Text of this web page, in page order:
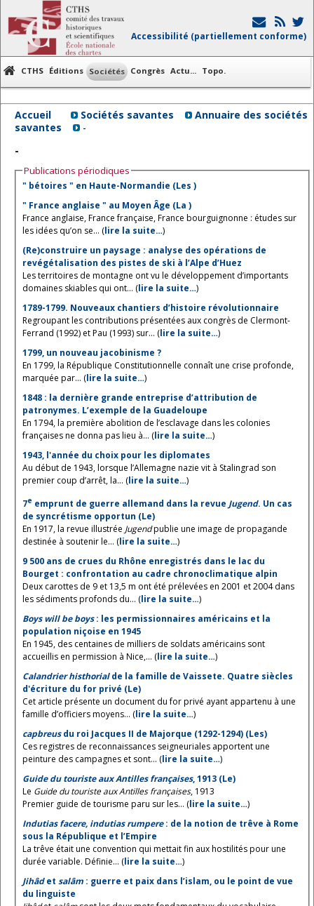
Accessibilité (partiellement conforme)
CTHS Éditions Sociétés Congrès Actu... Topo.
Accueil Sociétés savantes
Annuaire des sociétés
savantes
-
-
Publications périodiques
" bétoires " en Haute-Normandie (Les )
" France anglaise " au Moyen Âge (La )
France anglaise, France française, France bourguignonne : études sur
les idées qu’on se... (lire la suite…)
(Re)construire un paysage : analyse des opérations de
revégétalisation des pistes de ski à l’Alpe d’Huez
Les territoires de montagne ont vu le développement d’importants
domaines skiables qui ont... (lire la suite…)
1789-1799. Nouveaux chantiers d’histoire révolutionnaire
Regroupant les contributions présentées aux congrès de Clermont-
Ferrand (1992) et Pau (1993) sur... (lire la suite…)
1799, un nouveau jacobinisme ?
En 1799, la République Constitutionnelle connaît une crise profonde,
marquée par... (lire la suite…)
1848 : la dernière grande entreprise d’attribution de
patronymes. L’exemple de la Guadeloupe
En 1794, la première abolition de l’esclavage dans les colonies
françaises ne donna pas lieu à... (lire la suite…)
1943, l'année du choix pour les diplomates
Au début de 1943, lorsque l’Allemagne nazie vit à Stalingrad son
premier coup d’arrêt, la... (lire la suite…)
7e emprunt de guerre allemand dans la revue Jugend. Un cas
de syncrétisme opportun (Le)
En 1917, la revue illustrée Jugendpublie une image de propagande
destinée à soutenir le... (lire la suite…)
9 500 ans de crues du Rhône enregistrés dans le lac du
Bourget : confrontation au cadre chronoclimatique alpin
Deux carottes de 9 et 13,5 m ont été prélevées en 2001 et 2004 dans
les sédiments profonds du... (lire la suite…)
Boys will be boys: les permissionnaires américains et la
population niçoise en 1945
En 1945, des centaines de milliers de soldats américains sont
accueillis en permission à Nice,... (lire la suite…)
Calandrier histhorialde la famille de Vaissete. Quatre siècles
d'écriture du for privé (Le)
Cet article présente un document du for privé ayant appartenu à une
famille d’officiers moyens... (lire la suite…)
capbreusdu roi Jacques II de Majorque (1292-1294) (Les)
Ces registres de reconnaissances seigneuriales apportent une
peinture des campagnes et sont... (lire la suite…)
Guide du touriste aux Antilles françaises
, 1913 (Le)
Le Guide du touriste aux Antilles françaises, 1913
Premier guide de tourisme paru sur les... (lire la suite…)
Indutias facere, indutias rumpere: de la notion de trêve à Rome
sous la République et l’Empire
La trêve était une convention qui mettait fin aux hostilités pour une
durée variable. Définie... (lire la suite…)
Jihâdet salâm : guerre et paix dans l’islam, ou le point de vue
du linguiste